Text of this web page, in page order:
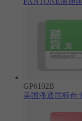
GP6102B
美国潘通国标色